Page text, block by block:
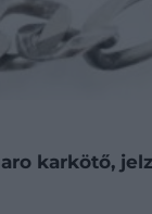
karkötő,